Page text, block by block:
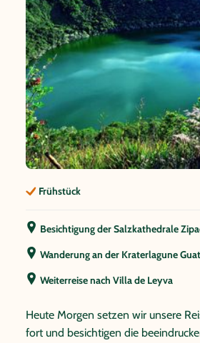
Frühstück
Besichtigung der Salzkathedrale
Wanderung an der Kraterlagune
Weiterreise nach Villa de Leyva
Heute Morgen setzen wir unsere
fort und besichtigen die